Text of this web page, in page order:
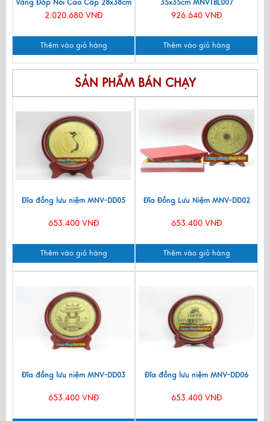
Vàng Đắp Nổi Cao Cấp 28x38cm
TSMDH2838-2
2.020.680 VNĐ
Thêm vào giỏ hàng
35x35cm MNVTBL007
926.640 VNĐ
Thêm vào giỏ hàng
SẢN PHẨM BÁN CHẠY
Đĩa đồng lưu niệm MNV-DD05
653.400 VNĐ
Thêm vào giỏ hàng
Đĩa Đồng Lưu Niệm MNV-DD02
653.400 VNĐ
Thêm vào giỏ hàng
Đĩa đồng lưu niệm MNV-DD03
653.400 VNĐ
Đĩa đồng lưu niệm MNV-DD06
653.400 VNĐ